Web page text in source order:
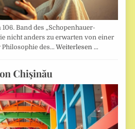
Band des „Schopenhauer-
nicht anders zu erwarten von einer
des…Weiterlesen …
Chişinău